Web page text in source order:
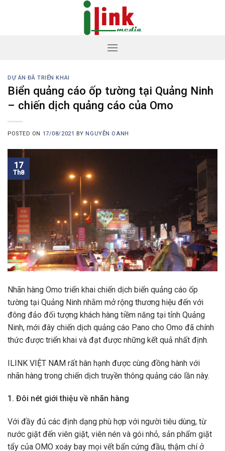
DỰ ÁN ĐÃ TRIỂN KHAI
Biển quảng cáo ốp tường tại Quảng Ninh
– chiến dịch quảng cáo của Omo
POSTED ON 17/08/2021 BY NGUYỄN OANH
17
Th8
Nhãn hàng Omo triển khai chiến dịch biển quảng cáo ốp
tường tại Quảng Ninh nhằm mở rộng thương hiệu đến với
đông đảo đối tượng khách hàng tiềm năng tại tỉnh Quảng
Ninh, mới đây chiến dịch quảng cáo Pano cho Omo đã chính
thức được triển khai và đạt được những kết quả nhất định.
ILINK VIỆT NAM rất hân hạnh được cùng đồng hành với
nhãn hàng trong chiến dịch truyền thông quảng cáo lần này.
1. Đôi nét giới thiệu về nhãn hàng
Với đầy đủ các định dạng phù hợp với người tiêu dùng, từ
nước giặt đến viên giặt, viên nén và gói nhỏ, sản phẩm giặt
tẩy của OMO xoáy bay mọi vết bẩn cứng đầu, thậm chí ở